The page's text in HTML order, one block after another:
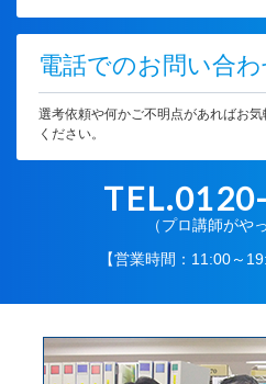
電話でのお問い合わ
選考依頼や何かご不明点があればお
ください。
（プロ講師がや
【営業時間：11:00～